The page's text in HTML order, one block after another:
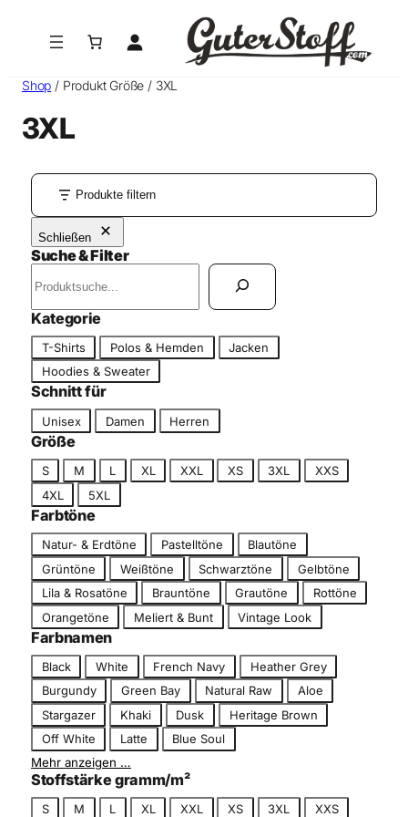
Shop / Produkt Größe / 3XL
3XL
Produkte filtern
Schließen
Suche & Filter
u
c
h
e
Kategorie
a
t
e
o
r
i
e
T-Shirts Polos & Hemden
Jacken
Hoodies & Sweater
Schnitt für
c
h
n
t
t
Unisex Damen Herren
Größe
r
ö
S M L XL XXL XS 3XL
XXS
4XL
5XL
Farbtöne
a
r
b
o
n
Natur- & Erdtöne Pastelltöne
Blautöne
Grüntöne
Weißtöne Schwarztöne
Gelbtöne
Lila & Rosatöne
Brauntöne Grautöne
Rottöne
Orangetöne
Meliert & Bunt Vintage Look
Farbnamen
a
r
b
a
m
e
Black White French Navy
Heather Grey
Burgundy
Green Bay Natural Raw
Aloe
Stargazer
Khaki Dusk
Heritage Brown
Off White
Latte
Blue Soul
Mehr anzeigen …
Stoffstärke gramm/m²
S M L XL XXL XS 3XL
XXS